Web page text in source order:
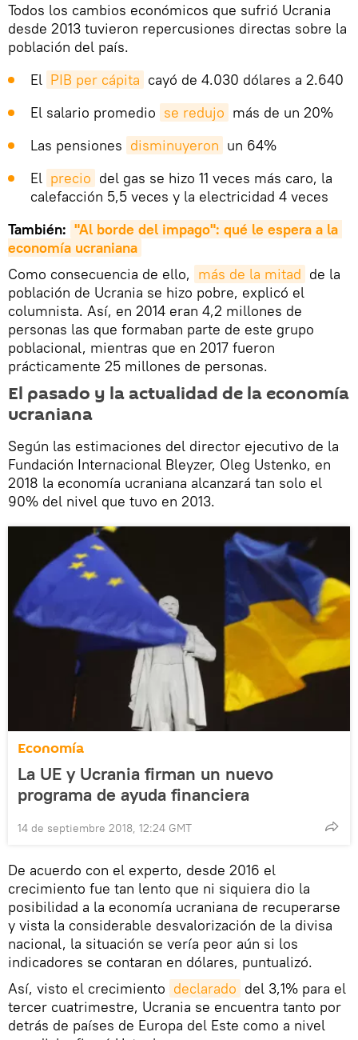
Todos los cambios económicos que sufrió Ucrania
desde 2013 tuvieron repercusiones directas sobre la
población del país.
El PIB per cápita cayó de 4.030 dólares a 2.640
El salario promedio se redujo más de un 20%
Las pensiones disminuyeron un 64%
El precio del gas se hizo 11 veces más caro, la
calefacción 5,5 veces y la electricidad 4 veces
También: "Al borde del impago": qué le espera a la
economía ucraniana
Como consecuencia de ello, más de la mitad de la
población de Ucrania se hizo pobre, explicó el
columnista. Así, en 2014 eran 4,2 millones de
personas las que formaban parte de este grupo
poblacional, mientras que en 2017 fueron
prácticamente 25 millones de personas.
El pasado y la actualidad de la economía
ucraniana
Según las estimaciones del director ejecutivo de la
Fundación Internacional Bleyzer, Oleg Ustenko, en
2018 la economía ucraniana alcanzará tan solo el
90% del nivel que tuvo en 2013.
Economía
La UE y Ucrania firman un nuevo
programa de ayuda financiera
14 de septiembre 2018, 12:24 GMT
De acuerdo con el experto, desde 2016 el
crecimiento fue tan lento que ni siquiera dio la
posibilidad a la economía ucraniana de recuperarse
y vista la considerable desvalorización de la divisa
nacional, la situación se vería peor aún si los
indicadores se contaran en dólares, puntualizó.
Así, visto el crecimiento declarado del 3,1% para el
tercer cuatrimestre, Ucrania se encuentra tanto por
detrás de países de Europa del Este como a nivel